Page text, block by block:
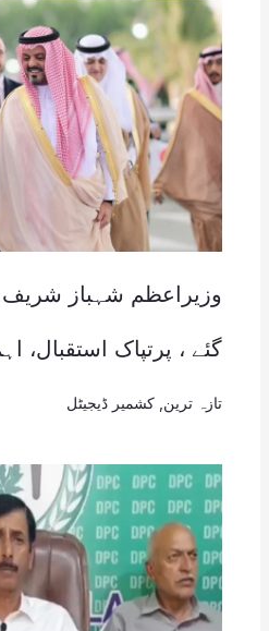
وزیراعظم شہباز
گئے ، پرتپاک استقبال،
تازہ ترین کشمیر ڈیجیٹل